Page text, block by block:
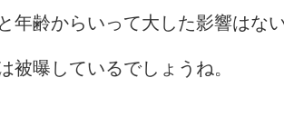
年齢からいって大した影響はな
被曝しているでしょうね。